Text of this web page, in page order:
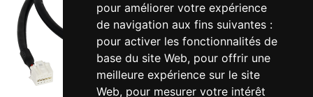
pour améliorer votre expérience
de navigation aux fins suivantes :
pour activer les fonctionnalités de
base du site Web, pour offrir une
meilleure expérience sur le site
Web, pour mesurer votre intérêt